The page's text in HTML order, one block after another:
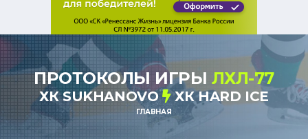
ПРОТОКОЛЫ ИГРЫ ЛХЛ-77
ХК SUKHANOVO ХК HARD ICE
ГЛАВНАЯ